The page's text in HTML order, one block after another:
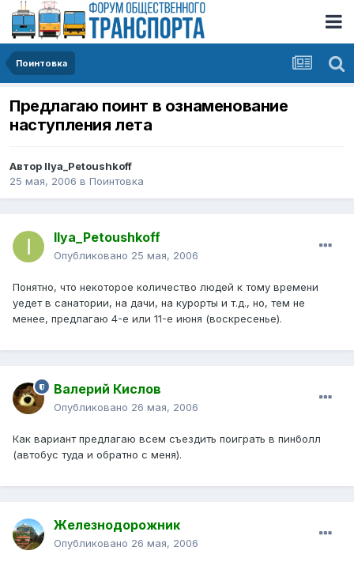
Поинтовка
Предлагаю поинт в ознаменование
наступления лета
Автор Ilya_Petoushkoff
25 мая, 2006 в Поинтовка
Ilya_Petoushkoff
Опубликовано 25 мая, 2006
Понятно, что некоторое количество людей к тому времени
уедет в санатории, на дачи, на курорты и т.д., но, тем не
менее, предлагаю 4-е или 11-е июня (воскресенье).
Валерий Кислов
Опубликовано 26 мая, 2006
Как вариант предлагаю всем съездить поиграть в пинболл
(автобус туда и обратно с меня).
Железнодорожник
Опубликовано 26 мая, 2006